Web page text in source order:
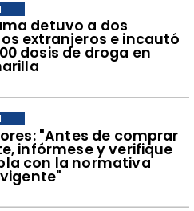
detuvo a dos
extranjeros e incautó
dosis de droga en
"Antes de comprar
infórmese y verifique
con la normativa